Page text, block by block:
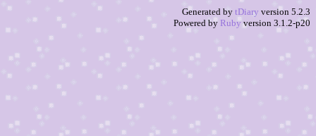
Generated by tDiary version 5.2.3
Powered by Rubyversion 3.1.2-p20